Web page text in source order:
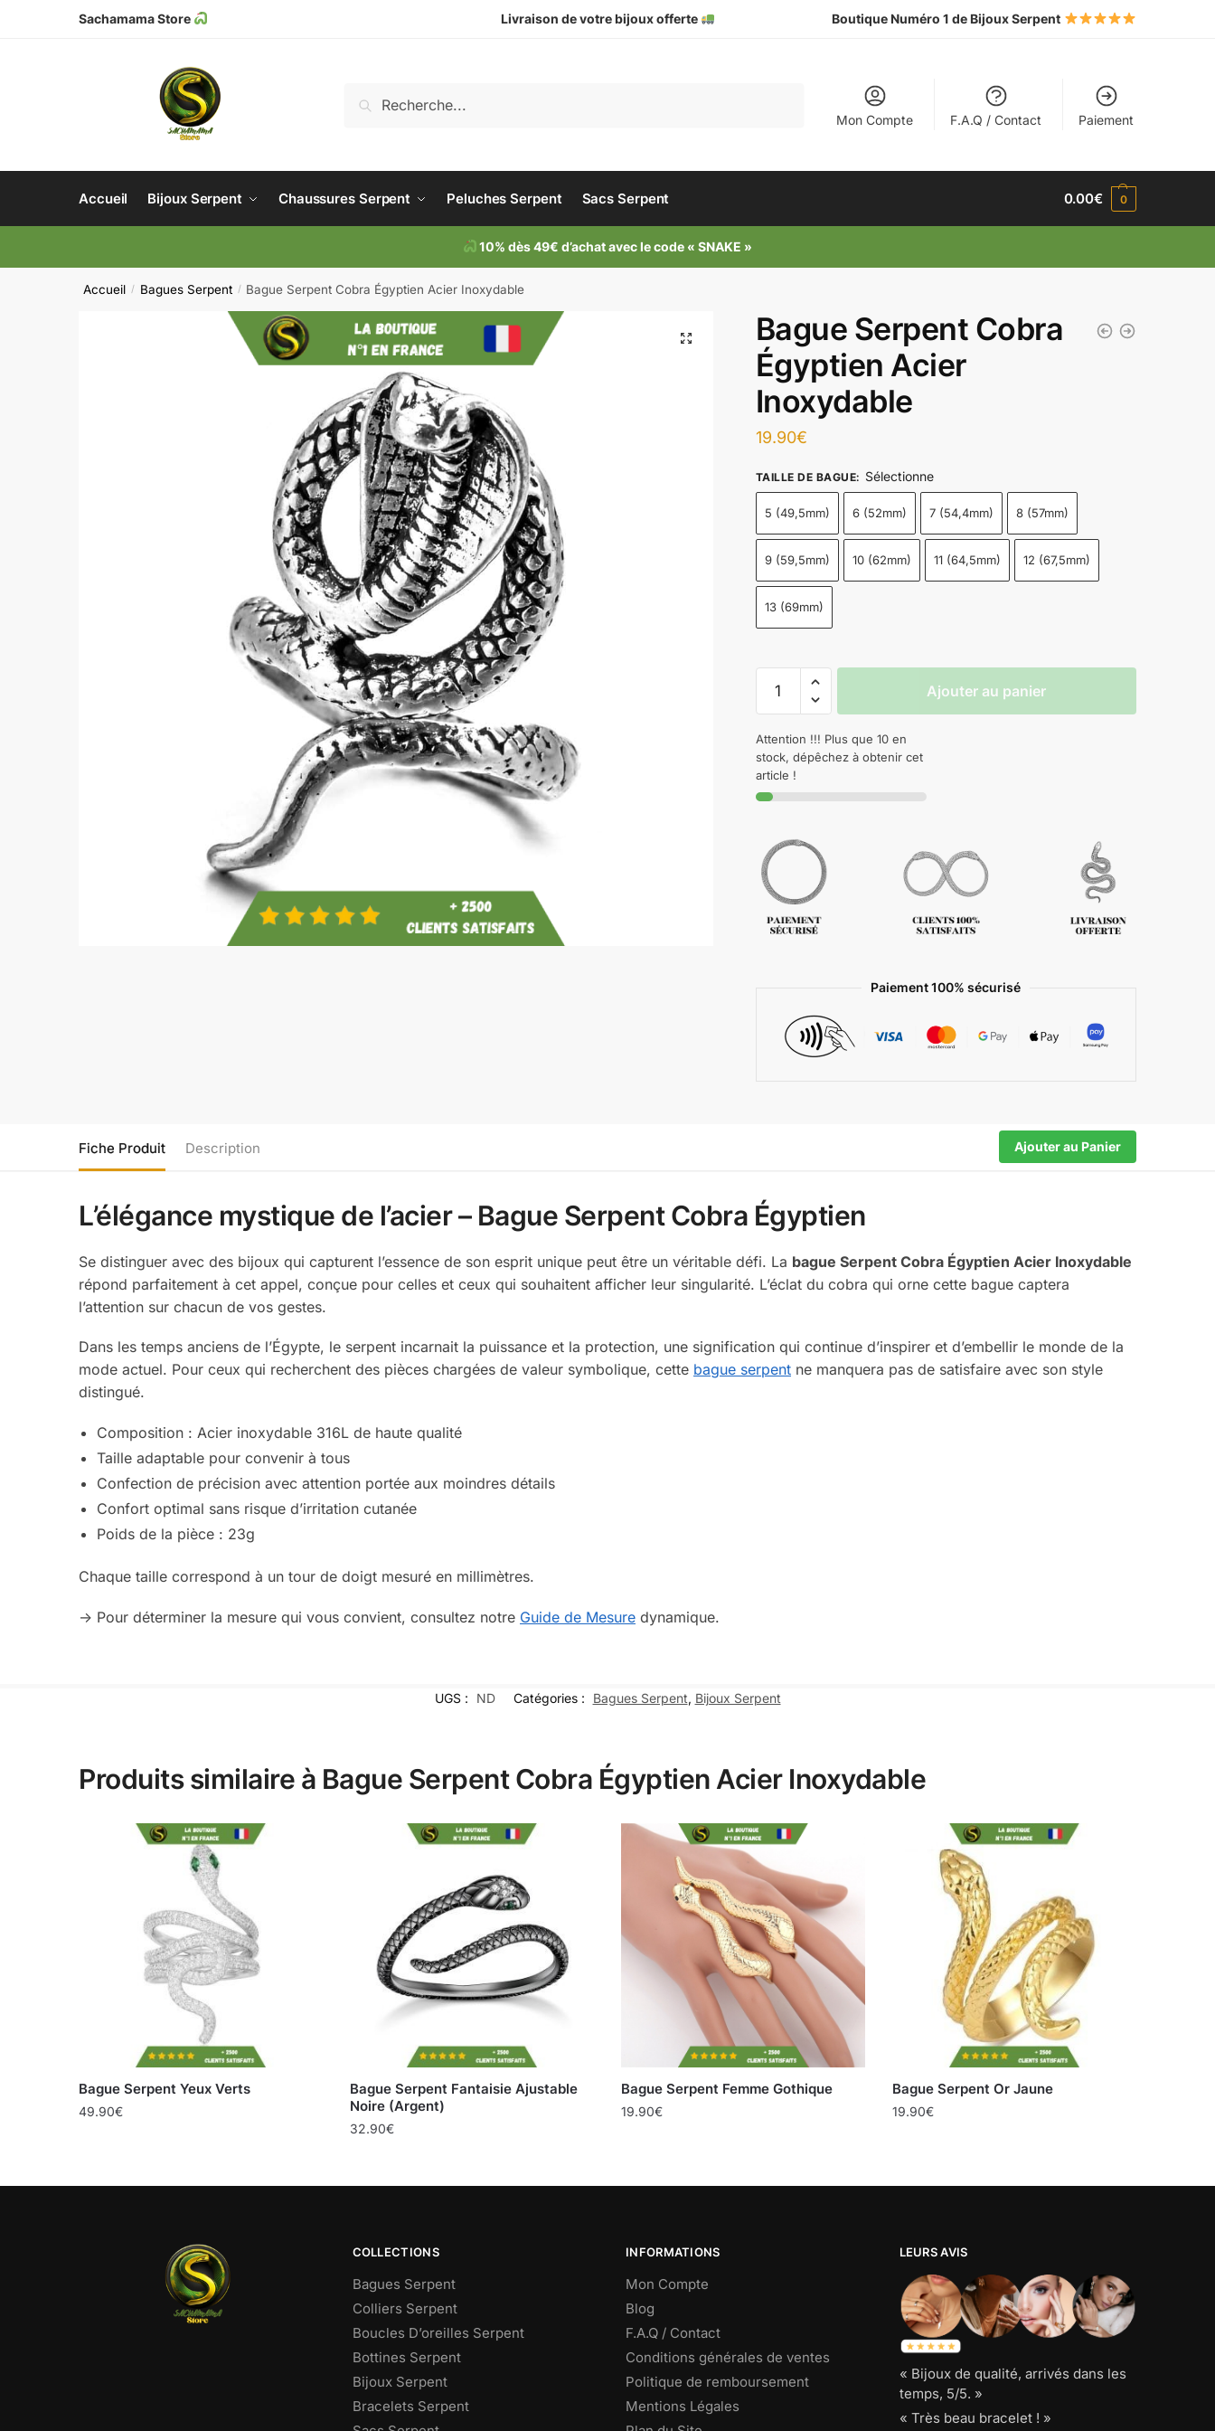
Sachamama Store Livraison de votre bijoux offerte Boutique Numéro 1 de Bijoux Serpent
Recherche
Mon Compte F.A.Q / Contact Paiement
Accueil Bijoux Serpent Chaussures Serpent Peluches Serpent Sacs Serpent 0.00€ 0
10% dès 49€ d’achat avec le code « SNAKE »
Accueil / Bagues Serpent / Bague Serpent Cobra Égyptien Acier Inoxydable
Bague Serpent Cobra
Égyptien Acier
Inoxydable
19.90€
TAILLE DE BAGUE: Sélectionne
5 (49,5mm) 6 (52mm) 7 (54,4mm) 8 (57mm)
9 (59,5mm) 10 (62mm) 11 (64,5mm) 12 (67,5mm)
13 (69mm)
Ajouter au panier
Attention !!! Plus que 10 en
stock, dépêchez à obtenir cet
article !
Paiement 100% sécurisé
Fiche Produit Description Ajouter au Panier
L’élégance mystique de l’acier – Bague Serpent Cobra Égyptien
Se distinguer avec des bijoux qui capturent l’essence de son esprit unique peut être un véritable défi. La bague Serpent Cobra Égyptien Acier Inoxydable
répond parfaitement à cet appel, conçue pour celles et ceux qui souhaitent afficher leur singularité. L’éclat du cobra qui orne cette bague captera
l’attention sur chacun de vos gestes.
Dans les temps anciens de l’Égypte, le serpent incarnait la puissance et la protection, une signification qui continue d’inspirer et d’embellir le monde de la
mode actuel. Pour ceux qui recherchent des pièces chargées de valeur symbolique, cette bague serpent ne manquera pas de satisfaire avec son style
distingué.
Composition : Acier inoxydable 316L de haute qualité
Taille adaptable pour convenir à tous
Confection de précision avec attention portée aux moindres détails
Confort optimal sans risque d’irritation cutanée
Poids de la pièce : 23g
Chaque taille correspond à un tour de doigt mesuré en millimètres.
-> Pour déterminer la mesure qui vous convient, consultez notre Guide de Mesure dynamique.
UGS : ND Catégories : Bagues Serpent, Bijoux Serpent
Produits similaire à Bague Serpent Cobra Égyptien Acier Inoxydable
Bague Serpent Yeux Verts
49.90€
Bague Serpent Fantaisie Ajustable
Noire (Argent)
32.90€
Bague Serpent Femme Gothique
19.90€
Bague Serpent Or Jaune
19.90€
COLLECTIONS
Bagues Serpent
Colliers Serpent
Boucles D’oreilles Serpent
Bottines Serpent
Bijoux Serpent
Bracelets Serpent
INFORMATIONS
Mon Compte
Blog
F.A.Q / Contact
Conditions générales de ventes
Politique de remboursement
Mentions Légales
LEURS AVIS
« Bijoux de qualité, arrivés dans les
temps, 5/5. »
« Très beau bracelet ! »